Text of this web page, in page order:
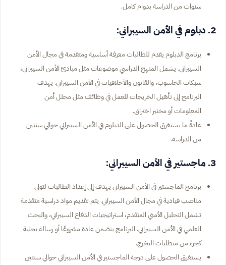
سنوات من الدراسة بدوام كامل.
2. دبلوم في الأمن السيبراني:
برنامج الدبلوم يقدم للطالبات معرفة أساسية ومتقدمة في مجال الأمن
السيبراني. يشمل المنهج الدراسي موضوعات مثل مبادئ الأمن السيبراني،
شبكات الحاسوب، والقانون والأخلاقيات في الأمن السيبراني. يهدف
البرنامج إلى تأهيل الخريجات للعمل في وظائف مثل محلل أمن
المعلومات أو مختبر اختراق.
عادةً ما يستغرق الحصول على الدبلوم في الأمن السيبراني حوالي سنتين
من الدراسة.
3. ماجستير في الأمن السيبراني:
برنامج الماجستير في الأمن السيبراني يهدف إلى إعداد الطالبات لتولي
مناصب قيادية في مجال الأمن السيبراني. يتم تقديم مواد دراسية متقدمة
تشمل التحليل الأمني المتقدم، استراتيجيات الدفاع السيبراني، والبحث
العلمي في الأمن السيبراني. البرنامج يتضمن عادة مشروعًا أو رسالة بحثية
كجزء من متطلبات التخرج.
يستغرق الحصول على درجة الماجستير في الأمن السيبراني حوالي سنتين